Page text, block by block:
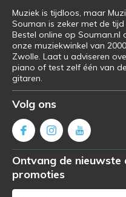
Muziek is tijdloos, maar
Souman is zeker met de
Bestel online op Souman.nl
onze muziekwinkel van
Zwolle. Laat u adviseren
piano of test zelf één van
gitaren.
Volg ons
Ontvang de nieuwste
promoties